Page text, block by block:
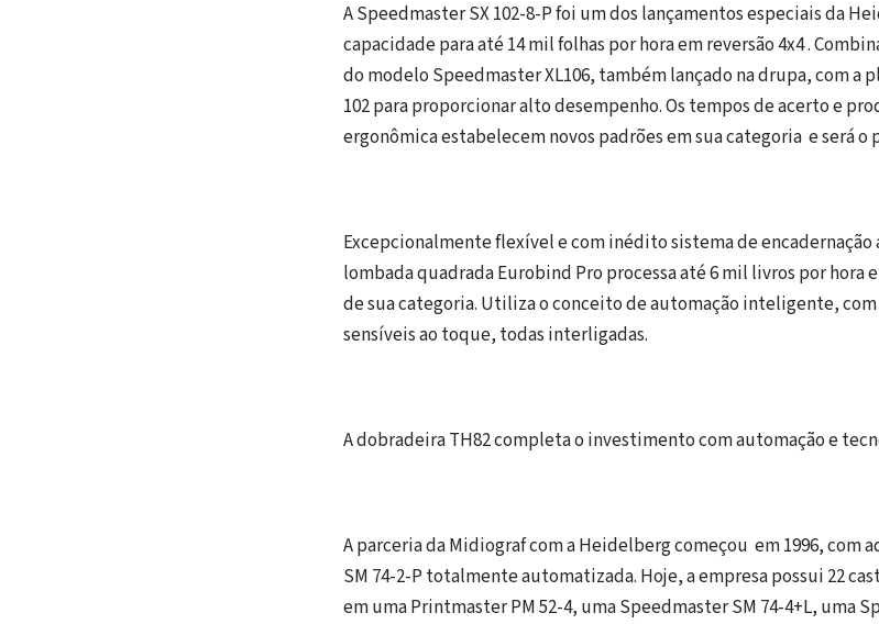
A Speedmaster SX 102-8-P foi um dos lançamentos especiais da
capacidade para até 14 mil folhas por hora em reversão 4x4 .
do modelo Speedmaster XL106, também lançado na drupa, com a
102 para proporcionar alto desempenho. Os tempos de acerto e
ergonômica estabelecem novos padrões em sua categoria e será o
Excepcionalmente flexível e com inédito sistema de
lombada quadrada Eurobind Pro processa até 6 mil livros por hora
de sua categoria. Utiliza o conceito de automação inteligente,
sensíveis ao toque, todas interligadas.
A dobradeira TH82 completa o investimento com automação e
A parceria da Midiograf com a Heidelberg começou em 1996, com
SM 74-2-P totalmente automatizada. Hoje, a empresa possui 22
em uma Printmaster PM 52-4, uma Speedmaster SM 74-4+L, uma